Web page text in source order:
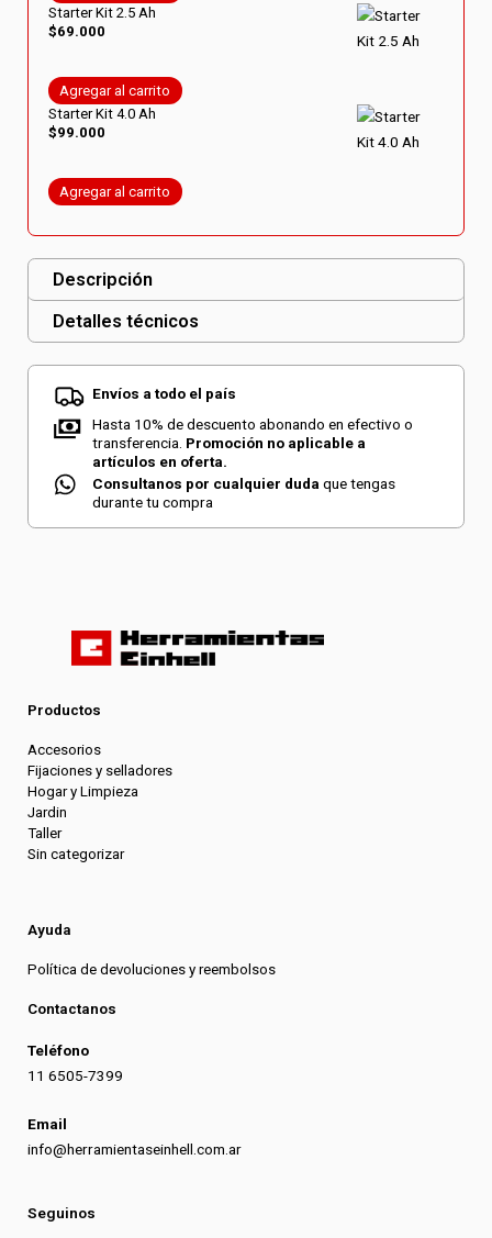
Starter Kit 2.5 Ah
$69.000
Agregar al carrito
Starter Kit 4.0 Ah
$99.000
Agregar al carrito
Descripción
Detalles técnicos
Envíos a todo el país
Hasta 10% de descuento abonando en efectivo o
transferencia. Promoción no aplicable a
artículos en oferta.
Consultanos por cualquier duda que tengas
durante tu compra
Productos
Accesorios
Fijaciones y selladores
Hogar y Limpieza
Jardin
Taller
Sin categorizar
Ayuda
Política de devoluciones y reembolsos
Contactanos
Teléfono
11 6505-7399
Email
info@herramientaseinhell.com.ar
Seguinos